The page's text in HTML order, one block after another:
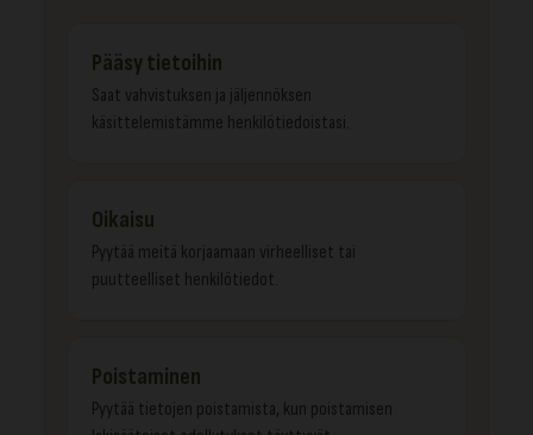
Pääsy tietoihin
Saat vahvistuksen ja jäljennöksen
käsittelemistämme henkilötiedoistasi.
Oikaisu
Pyytää meitä korjaamaan virheelliset tai
puutteelliset henkilötiedot.
Poistaminen
Pyytää tietojen poistamista, kun poistamisen